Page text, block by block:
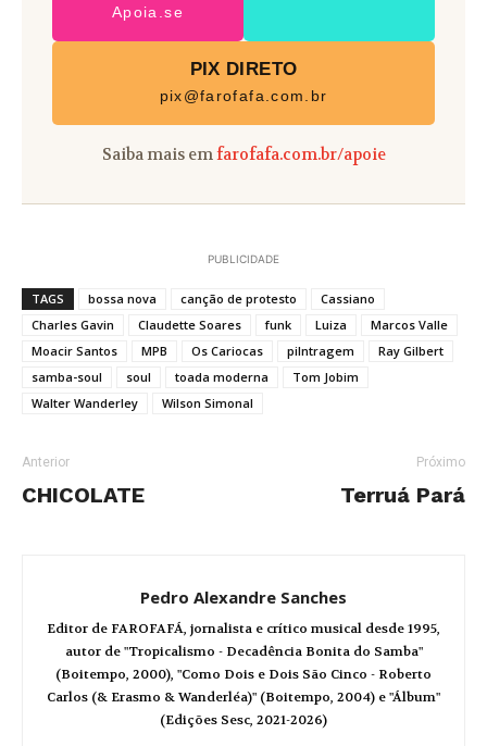
Apoia.se
PIX DIRETO
pix@farofafa.com.br
Saiba mais emfarofafa.com.br/apoie
PUBLICIDADE
TAGS bossa nova canção de protesto
Cassiano
Charles Gavin
Claudette Soares funk Luiza
Marcos Valle
Moacir Santos
MPB Os Cariocas pilntragem
Ray Gilbert
samba-soul
soul toada moderna
Tom Jobim
Walter Wanderley
Wilson Simonal
Anterior
CHICOLATE
Próximo
Terruá Pará
Pedro Alexandre Sanches
Editor de FAROFAFÁ, jornalista e crítico musical desde 1995,
autor de "Tropicalismo - Decadência Bonita do Samba"
(Boitempo, 2000), "Como Dois e Dois São Cinco - Roberto
Carlos (& Erasmo & Wanderléa)" (Boitempo, 2004) e "Álbum"
(Edições Sesc, 2021-2026)